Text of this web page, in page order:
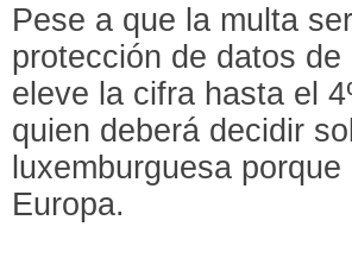
Pese a que la multa
protección de datos
eleve la cifra hasta el
quien deberá decidir
luxemburguesa
Europa.